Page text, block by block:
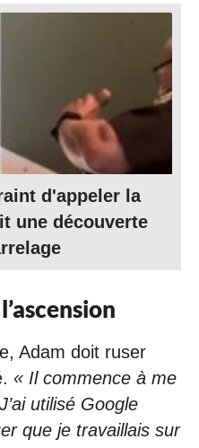
d'appeler la
une découverte
Adam doit ruser
« Il commence à me
utilisé Google
que je travaillais sur